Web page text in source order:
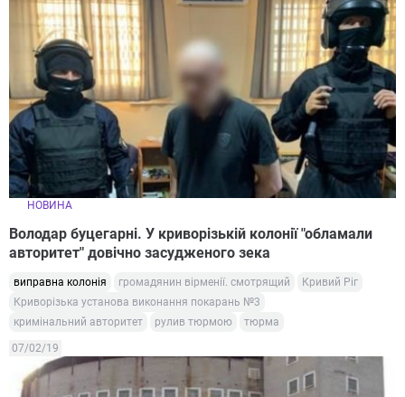
НОВИНА
Володар буцегарні. У криворізькій колонії "обламали
авторитет" довічно засудженого зека
виправна колонія громадянин вірменії. смотрящий
Кривий Ріг
Криворізька установа виконання покарань №3
кримінальний авторитет
рулив тюрмою тюрма
07/02/19